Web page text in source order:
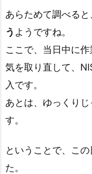
あらためて調べると
う ようですね。
ここで、当日中に作
気を取り直して、
入です。
あとは、ゆっくり
す。
ということで、こ
た。